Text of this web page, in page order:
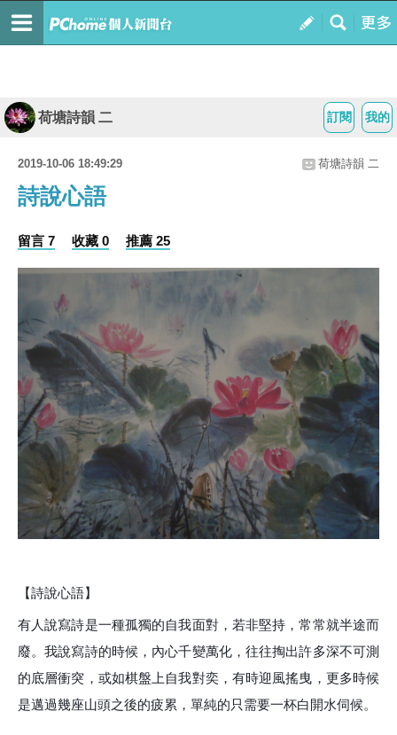
我的
訂閱
荷塘詩韻 二
2019-10-06 18:49:29 荷塘詩韻 二
詩說心語
留言 7 收藏 0 推薦 25
【詩說心語】
有人說寫詩是一種孤獨的自我面對，若非堅持，常常就半途而
廢。我說寫詩的時候，內心千變萬化，往往掏出許多深不可測
的底層衝突，或如棋盤上自我對奕，有時迎風搖曳，更多時候
是邁過幾座山頭之後的疲累，單純的只需要一杯白開水伺候。